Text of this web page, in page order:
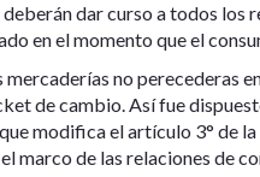
dar curso a todos los
en el momento que el
no perecederas
de cambio. Así fue
modifica el artículo 3° de
marco de las relaciones de